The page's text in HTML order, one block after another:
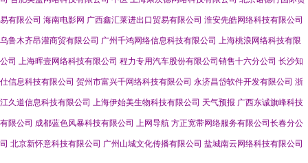
易有限公司 海南电影网 广西鑫汇莱进出口贸易有限公司 淮安先皓网络科技有限公司
乌鲁木齐昂灌商贸有限公司 广州千鸿网络信息科技有限公司 上海桃浪网络科技有限
公司 上海晖壹网络科技有限公司 程力专用汽车股份有限公司销售十六分公司 长沙知
仕信息科技有限公司 贺州市富兴千网络科技有限公司 永济昌岱软件开发有限公司 浙
江久道信息科技有限公司 上海伊始美生物科技有限公司 天气预报 广西东诚旗峰科技
有限公司 成都蓝色风暴科技有限公司 上网导航 方正宽带网络服务有限公司长春分公
司 北京新怀意科技有限公司 广州山城文化传播有限公司 盐城南云网络科技有限公司